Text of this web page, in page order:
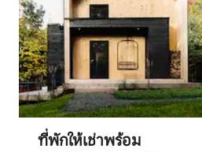
ที่พักให้เช่าพร้อม